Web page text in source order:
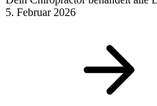
5. Februar 2026